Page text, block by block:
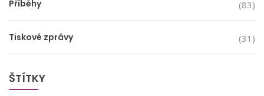
Příběhy (83)
Tiskové zprávy (31)
ŠTÍTKY